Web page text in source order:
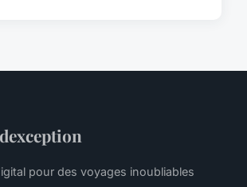
pour des voyages inoubliables